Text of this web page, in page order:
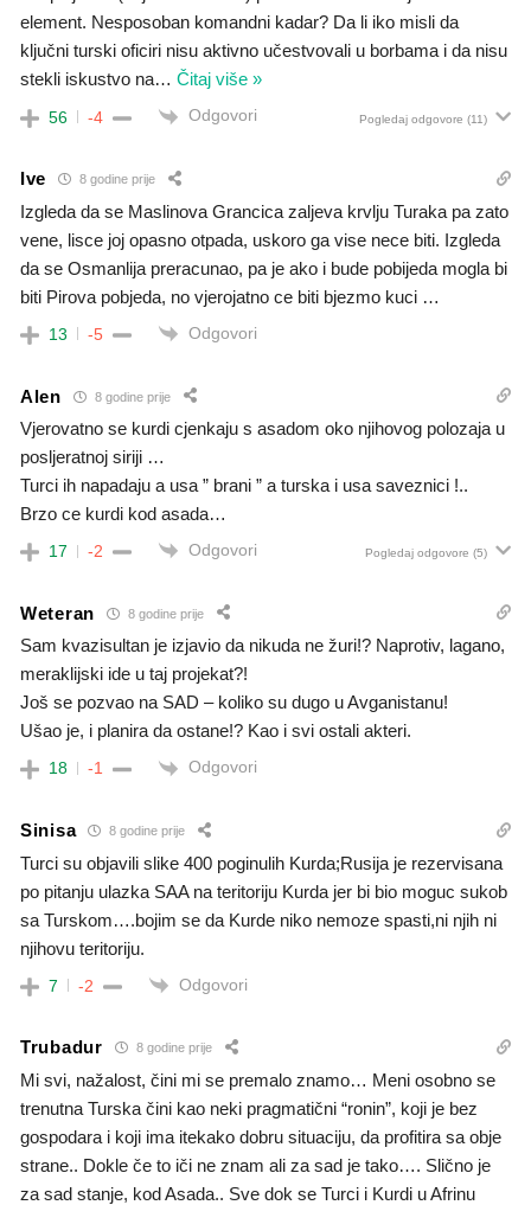
element. Nesposoban komandni kadar? Da li iko misli da
ključni turski oficiri nisu aktivno učestvovali u borbama i da nisu
stekli iskustvo na… Čitaj više »
56 -4 Odgovori Pogledaj odgovore (11)
Ive 8 godine prije
Izgleda da se Maslinova Grancica zaljeva krvlju Turaka pa zato
vene, lisce joj opasno otpada, uskoro ga vise nece biti. Izgleda
da se Osmanlija preracunao, pa je ako i bude pobijeda mogla bi
biti Pirova pobjeda, no vjerojatno ce biti bjezmo kuci …
13 -5 Odgovori
Alen 8 godine prije
Vjerovatno se kurdi cjenkaju s asadom oko njihovog polozaja u
posljeratnoj siriji …
Turci ih napadaju a usa ” brani ” a turska i usa saveznici !..
Brzo ce kurdi kod asada…
17 -2 Odgovori Pogledaj odgovore (5)
Weteran 8 godine prije
Sam kvazisultan je izjavio da nikuda ne žuri!? Naprotiv, lagano,
meraklijski ide u taj projekat?!
Još se pozvao na SAD – koliko su dugo u Avganistanu!
Ušao je, i planira da ostane!? Kao i svi ostali akteri.
18 -1 Odgovori
Sinisa 8 godine prije
Turci su objavili slike 400 poginulih Kurda;Rusija je rezervisana
po pitanju ulazka SAA na teritoriju Kurda jer bi bio moguc sukob
sa Turskom….bojim se da Kurde niko nemoze spasti,ni njih ni
njihovu teritoriju.
7 -2 Odgovori
Trubadur 8 godine prije
Mi svi, nažalost, čini mi se premalo znamo… Meni osobno se
trenutna Turska čini kao neki pragmatični “ronin”, koji je bez
gospodara i koji ima itekako dobru situaciju, da profitira sa obje
strane.. Dokle če to iči ne znam ali za sad je tako…. Slično je
za sad stanje, kod Asada.. Sve dok se Turci i Kurdi u Afrinu